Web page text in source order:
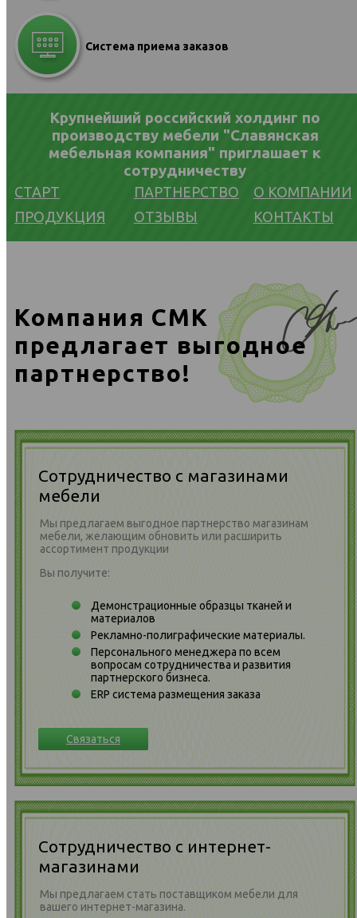
Система приема заказов
Крупнейший российский холдинг по
производству мебели "Славянская
мебельная компания" приглашает к
сотрудничеству
СТАРТ ПАРТНЕРСТВО
О КОМПАНИИ
ПРОДУКЦИЯ
ОТЗЫВЫ КОНТАКТЫ
Компания СМК
предлагает выгодное
партнерство!
Сотрудничество с магазинами
мебели
Мы предлагаем выгодное партнерство магазинам
мебели, желающим обновить или расширить
ассортимент продукции
Вы получите:
Демонстрационные образцы тканей и
материалов
Рекламно-полиграфические материалы.
Персонального менеджера по всем
вопросам сотрудничества и развития
партнерского бизнеса.
ERP система размещения заказа
Связаться
Сотрудничество с интернет-
магазинами
Мы предлагаем стать поставщиком мебели для
вашего интернет-магазина.